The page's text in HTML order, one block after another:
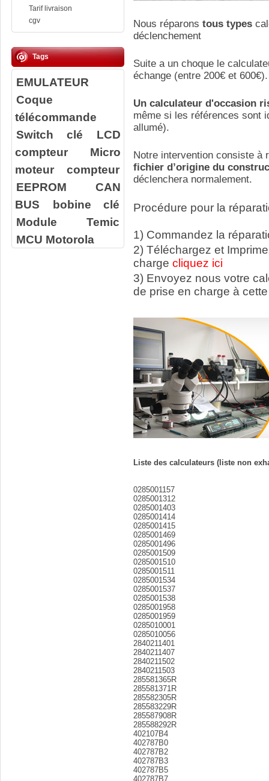
Tarif livraison
cgv
Tags
EMULATEUR
Coque
télécommande
Switch clé
LCD
compteur
Micro
moteur compteur
EEPROM
CAN
BUS
bobine clé
Module Temic
MCU Motorola
Nous réparons tous types
déclenchement
Suite a un choque le
échange (entre 200€ et 600€).
Un calculateur d'occasion
même si les références sont
allumé).
Notre intervention consiste à r
fichier d’origine du
déclenchera normalement.
Procédure pour la
1) Commandez la
2) Téléchargez et
charge cliquez ici
3) Envoyez nous votre
de prise en charge à
Liste des calculateurs (liste non
0285001157
0285001312
0285001403
0285001414
0285001415
0285001469
0285001496
0285001509
0285001510
0285001511
0285001534
0285001537
0285001538
0285001958
0285001959
0285010001
0285010056
2840211401
2840211407
2840211502
2840211503
285581365R
285581371R
285582305R
285583229R
285587908R
285588292R
402107B4
402787B0
402787B2
402787B3
402787B5
402787B7